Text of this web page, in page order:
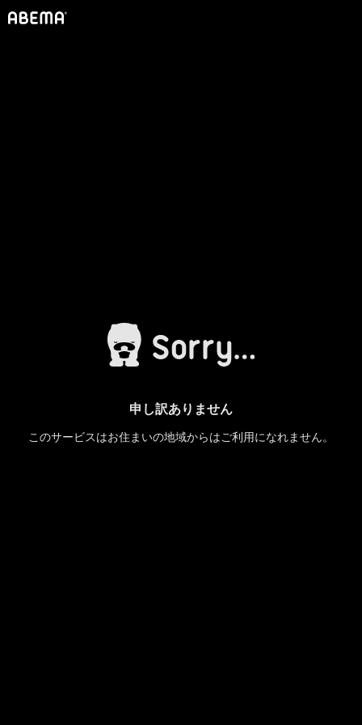
申し訳ありません
このサービスはお住まいの地域からはご利用になれません。